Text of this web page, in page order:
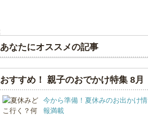
あなたにオススメの記事
おすすめ！ 親子のおでかけ特集 8月
今から準備！夏休みのお出かけ情
報満載